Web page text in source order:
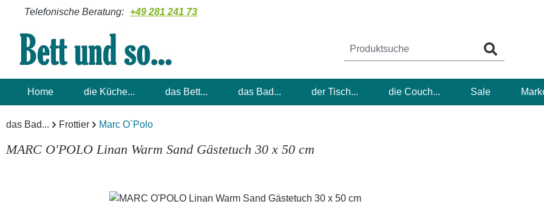
Hauptinhalt springen
Zur Suche springen
Zur Hauptnavigation springen
Telefonische Beratung: +49 281 241 73
Home die Küche... das Bett... das Bad... der Tisch... die Couch... Sale
das Bad... Frottier Marc O`Polo
MARC O'POLO Linan Warm Sand Gästetuch 30 x 50 cm
Bildergalerie überspringen